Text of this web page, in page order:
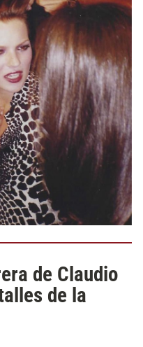
de Claudio
de la